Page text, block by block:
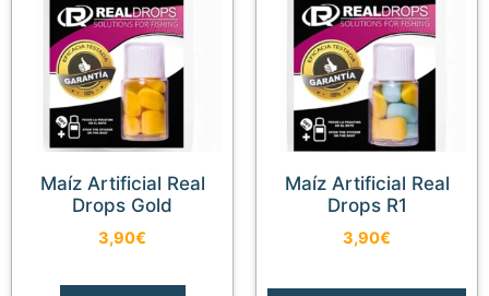
Maíz Artificial Real
Drops Gold
3,90€
Maíz Artificial Real
Drops R1
3,90€